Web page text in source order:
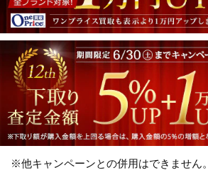
※他キャンペーンとの併用はできません。